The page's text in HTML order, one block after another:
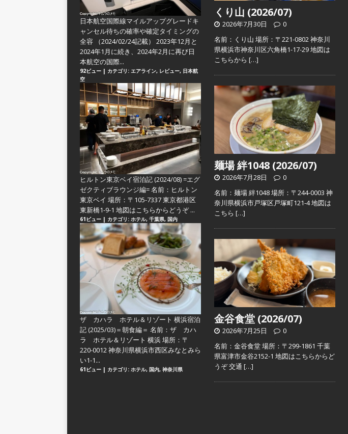
日本航空国際線マイルアップグレードキ
ャンセル待ちの確率や確定タイミングの
全容
（2024/02/24記載） 2023年12月と
2024年1月に続き、2024年2月に再び日
本航空の国際...
92ビュー | カテゴリ: エアライン, レビュー, 日本航
空
ヒルトン東京ベイ宿泊記 (2024/08) =エグ
ゼクティブラウンジ編=名前：ヒルトン
東京ベイ 場所：〒105-7337 東京都港区
東新橋1-9-1 地図はこちらからどうぞ ...
61ビュー | カテゴリ: ホテル, 千葉県, 国内
ザ カハラ ホテル＆リゾート 横浜宿泊
記 (2025/03)＝朝食編＝ 名前：ザ カハ
ラ ホテル＆リゾート 横浜 場所：〒
220-0012 神奈川県横浜市西区みなとみら
い1-1...
61ビュー | カテゴリ: ホテル, 国内, 神奈川県
くり山 (2026/07)
2026年7月30日
0
名前：くり山 場所：〒221-0802 神奈川
県横浜市神奈川区六角橋1-17-29 地図は
こちらから […]
麺場 絆1048 (2026/07)
2026年7月28日
0
名前：麺場 絆1048 場所：〒244-0003 神
奈川県横浜市戸塚区戸塚町121-4 地図は
こちら […]
金谷食堂 (2026/07)
2026年7月25日
0
名前：金谷食堂 場所：〒299-1861 千葉
県富津市金谷2152-1 地図はこちらからど
うぞ 交通 […]